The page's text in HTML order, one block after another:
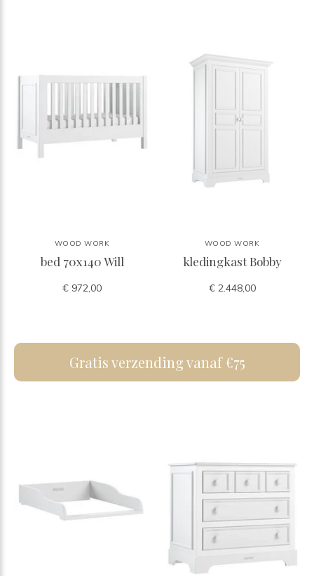
WOOD WORK
bed 70x140 Will
€ 972,00
WOOD WORK
kledingkast Bobby
€ 2.448,00
Gratis verzending vanaf €75